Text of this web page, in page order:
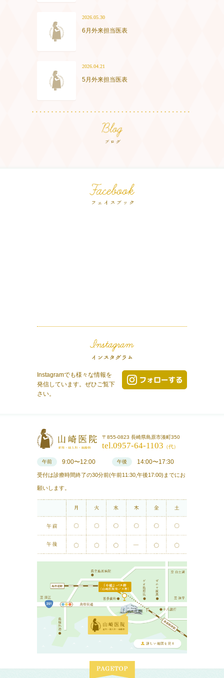
2026.05.30
6月外来担当医表
2026.04.21
5月外来担当医表
Instagramでも様々な情報を
発信しています。ぜひご覧下
さい。
〒855-0823 長崎県島原市湊町350
tel.0957-64-1103 （代）
午前 9:00〜12:00 午後 14:00〜17:30
受付は診療時間終了の30分前(午前11:30,午後17:00)までにお
願いします。